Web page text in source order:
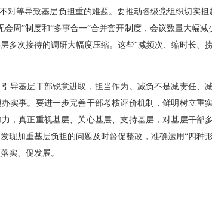
对等导致基层负担重的难题。要推动各级党组织切实
会周”制度和“多事合一”合并套开制度，会议数量大幅
多次接待的调研大幅度压缩。这些“减频次、缩时长
导基层干部锐意进取，担当作为。减负不是减责任、
实事。要进一步完善干部考核评价机制，鲜明树立
，真正重视基层、关心基层、支持基层，对基层干
现加重基层负担的问题及时督促整改，准确运用“四
实、促发展。